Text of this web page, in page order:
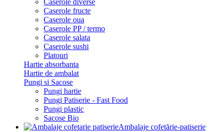
Caserole diverse
Caserole fructe
Caserole oua
Caserole PP / termo
Caserole salata
Caserole sushi
Platouri
Hartie absorbanta
Hartie de ambalat
Pungi si Sacose
Pungi hartie
Pungi Patiserie - Fast Food
Pungi plastic
Sacose Bio
Ambalaje cofetărie-patiserie